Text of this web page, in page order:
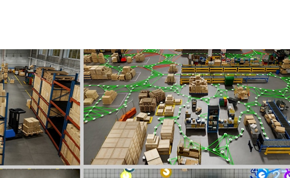
ajudando com o trabalho pesado na fabricação, logística de fábrica e
vezes envolvendo produtos volumosos, equipamentos caros, ambientes
logisticamente complexas, uma abordagem de simulação em primeiro lugar
fase da automação.